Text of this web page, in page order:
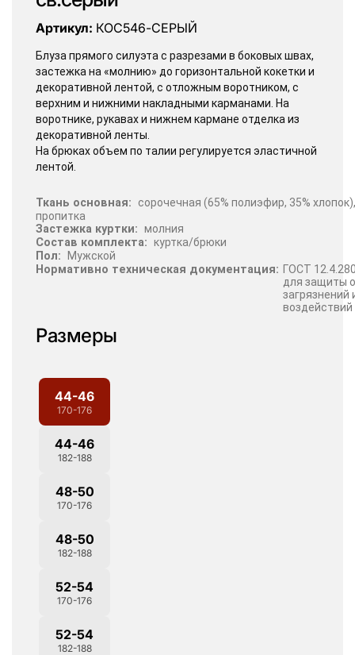
Артикул: КОС546-СЕРЫЙ
Блуза прямого силуэта с разрезами в боковых швах,
застежка на «молнию» до горизонтальной кокетки и
декоративной лентой, с отложным воротником, с
верхним и нижними накладными карманами. На
воротнике, рукавах и нижнем кармане отделка из
декоративной ленты.
На брюках объем по талии регулируется эластичной
лентой.
Ткань основная:
сорочечная (65% полиэфир, 35%
пропитка
Застежка куртки: молния
Состав комплекта: куртка/брюки
Пол: Мужской
Нормативно техническая документация: ГОСТ
для защиты
загрязнений
воздействий
Размеры
44-46
170-176
44-46
182-188
48-50
170-176
48-50
182-188
52-54
170-176
52-54
182-188